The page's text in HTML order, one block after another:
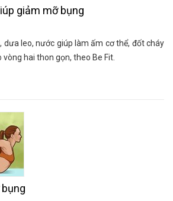
giảm mỡ bụng
dưa leo, nước giúp làm ấm cơ thể, đốt cháy
hai thon gọn, theo Be Fit.